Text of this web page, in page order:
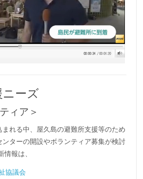
ーズ
ィア＞
れる中、屋久島の避難所支援等のため
ターの開設やボランティア募集が検討
報は、
協議会